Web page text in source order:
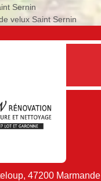
Sernin
velux Saint Sernin
47200 Marmande